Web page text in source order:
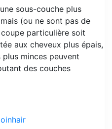
sous-couche plus
(ou ne sont pas de
particulière soit
aux cheveux plus épais,
minces peuvent
des couches